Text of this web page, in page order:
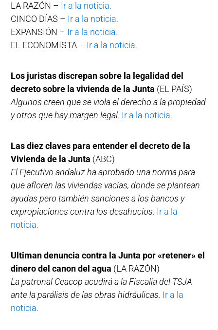
LA RAZÓN – Ir a la noticia.
CINCO DÍAS – Ir a la noticia.
EXPANSIÓN – Ir a la noticia.
EL ECONOMISTA – Ir a la noticia.
Los juristas discrepan sobre la legalidad del
decreto sobre la vivienda de la Junta (EL PAÍS)
Algunos creen que se viola el derecho a la propiedad
y otros que hay margen legal. Ir a la noticia.
Las diez claves para entender el decreto de la
Vivienda de la Junta (ABC)
El Ejecutivo andaluz ha aprobado una norma para
que afloren las viviendas vacías, donde se plantean
ayudas pero también sanciones a los bancos y
expropiaciones contra los desahucios. Ir a la
noticia.
Ultiman denuncia contra la Junta por «retener» el
dinero del canon del agua (LA RAZÓN)
La patronal Ceacop acudirá a la Fiscalía del TSJA
ante la parálisis de las obras hidráulicas. Ir a la
noticia.